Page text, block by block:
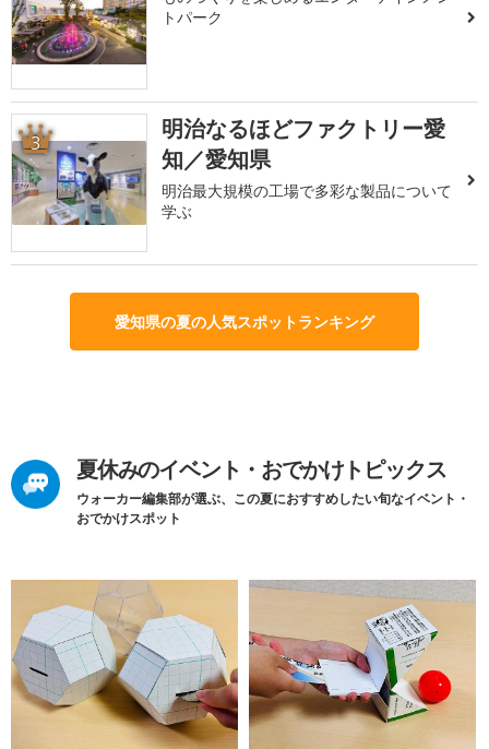
トパーク
3
明治なるほどファクトリー愛
知／愛知県
明治最大規模の工場で多彩な製品について
学ぶ
愛知県の夏の人気スポットランキング
夏休みのイベント・おでかけトピックス
ウォーカー編集部が選ぶ、この夏におすすめしたい旬なイベント・
おでかけスポット